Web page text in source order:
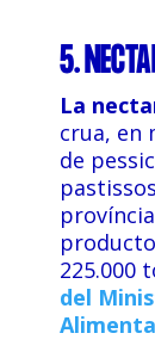
5.
La
crua, en
de
225.000
del